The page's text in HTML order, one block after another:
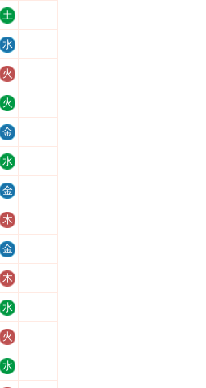
土
水
火
火
金
水
金
木
金
木
水
火
水